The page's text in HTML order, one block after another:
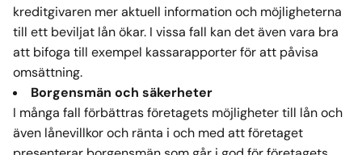
kreditgivaren mer aktuell information och möjligheterna
till ett beviljat lån ökar. I vissa fall kan det även vara bra
att bifoga till exempel kassarapporter för att påvisa
omsättning.
Borgensmän och säkerheter
I många fall förbättras företagets möjligheter till lån och
även lånevillkor och ränta i och med att företaget